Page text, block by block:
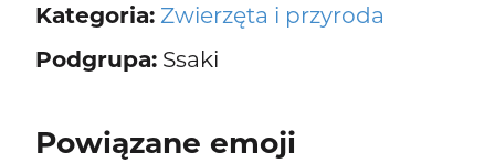
Kategoria: Zwierzęta i przyroda
Podgrupa:Ssaki
Powiązane emoji